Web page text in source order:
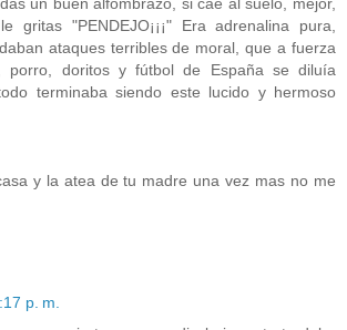
gritas "PENDEJO¡¡¡" Era adrenalina pura,
ataques terribles de moral, que a fuerza
porro, doritos y fútbol de España se diluía
terminaba siendo este lucido y hermoso
y la atea de tu madre una vez mas no me
p. m.